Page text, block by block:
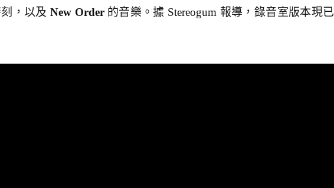
刻，以及New Order的音樂。據 Stereogum 報導，錄音室版本現已